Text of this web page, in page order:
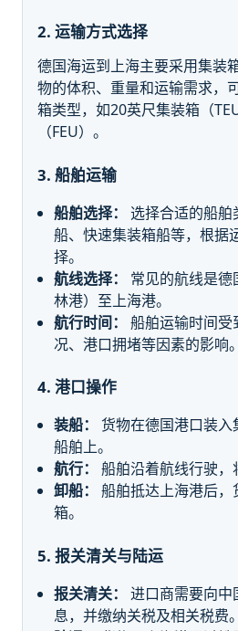
2. 运输方式选择
德国海运到上海主要采用集装
物的体积、重量和运输需求，
箱类型，如20英尺集装箱（
（FEU）。
3. 船舶运输
船舶选择：
选择合适的船
船、快速集装箱船等，根据
择。
航线选择：
常见的航线是
林港）至上海港。
航行时间：
船舶运输时间
况、港口拥堵等因素的影响。
4. 港口操作
装船：
货物在德国港口装
船舶上。
航行：
船舶沿着航线行驶，
卸船：
船舶抵达上海港后
箱。
5. 报关清关与陆运
报关清关：
进口商需要向
息，并缴纳关税及相关税费。